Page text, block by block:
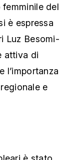
del
è espressa
Luz Besomi-
attiva di
l’importanza
e